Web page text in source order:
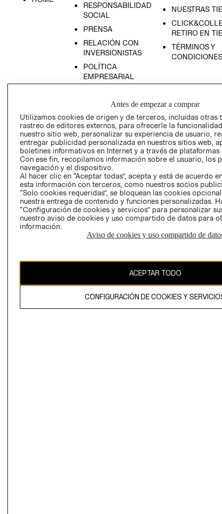
RESPONSABILIDAD
SOCIAL
PRENSA
RELACIÓN CON
INVERSIONISTAS
POLÍTICA
EMPRESARIAL
NUESTRAS
RETIRO EN
TÉRMINOS Y
CONDICIONES
AVISO DE
PRIVACIDAD
GIFT CARD
AVISO DE
Perú (S/)
El contenido de esta página web está protegido por copyright y es
propiedad de H&M Hennes & Mauritz AB
Antes de empezar a comprar
Utilizamos cookies de origen y de terceros, incluidas otras
rastreo de editores externos, para ofrecerle la
nuestro sitio web, personalizar su experiencia de usuario,
entregar publicidad personalizada en nuestros sitios web,
boletines informativos en Internet y a través de plataformas
Con ese fin, recopilamos información sobre el usuario, los
navegación y el dispositivo.
Al hacer clic en “Aceptar todas”, acepta y está de acuerdo
esta información con terceros, como nuestros socios
“Solo cookies requeridas”, se bloquean las cookies
nuestra entrega de contenido y funciones personalizadas.
“Configuración de cookies y servicios” para personalizar
nuestro aviso de cookies y uso compartido de datos para
información.
Aviso de cookies y uso compartido de
ACEPTAR TODO
CONFIGURACIÓN DE COOKIES Y